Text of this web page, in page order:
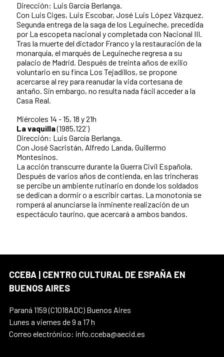
Dirección: Luis García Berlanga.
Con Luis Ciges, Luis Escobar, José Luis López Vázquez.
Segunda entrega de la saga de los Leguineche, precedida
por La escopeta nacional y completada con Nacional III.
Tras la muerte del dictador Franco y la restauración de la
monarquía, el marqués de Leguineche regresa a su
palacio de Madrid. Después de treinta años de exilio
voluntario en su finca Los Tejadillos, se propone
acercarse al rey para reanudar la vida cortesana de
antaño. Sin embargo, no resulta nada fácil acceder a la
Casa Real.
Miércoles 14 - 15, 18 y 21h
La vaquilla(1985,122´)
Dirección: Luis García Berlanga.
Con José Sacristán, Alfredo Landa, Guillermo
Montesinos.
La acción transcurre durante la Guerra Civil Española.
Después de varios años de contienda, en las trincheras
se percibe un ambiente rutinario en donde los soldados
se dedican a dormir o a escribir cartas. La monotonía se
romperá al anunciarse la inminente realización de un
espectáculo taurino, que acercará a ambos bandos.
CCEBA | CENTRO CULTURAL DE ESPAÑA EN
BUENOS AIRES
Paraná 1159 (C1018ADC) Buenos Aires
Lunes a viernes de 9 a 17 h
Correo electrónico: info.cceba@aecid.es